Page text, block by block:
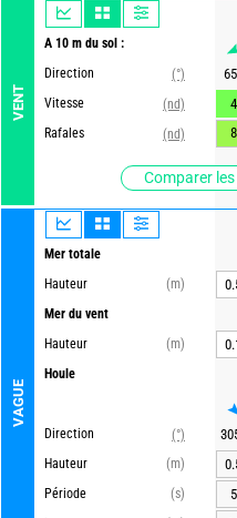
VENT
A 10 m du sol :
Direction
(°)
Vitesse
(nd)
Rafales
(nd)
Comparer
VAGUE
Mer totale
Hauteur
(m)
Mer du vent
Hauteur
(m)
Houle
Direction
(°)
Hauteur
(m)
Période
(s)
65
4
8
5